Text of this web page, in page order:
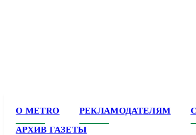
О METRO РЕКЛАМОДАТЕЛЯМ
АРХИВ ГАЗЕТЫ